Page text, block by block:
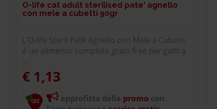
O-life cat adult sterilised pate' agnello
con mele a cubetti 90gr
L'O-life Steril Paté Agnello con Mele a Cubetti
è un alimento completo grain free per gatti a
...
€ 1,13
approfitta della promo con